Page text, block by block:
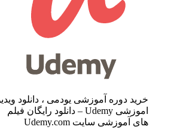
خرید دوره آموزشی یودمی ، دانلود
اموزشی Udemy – دانلود رایگان فیلم
های آموزشی سایت Udemy.com